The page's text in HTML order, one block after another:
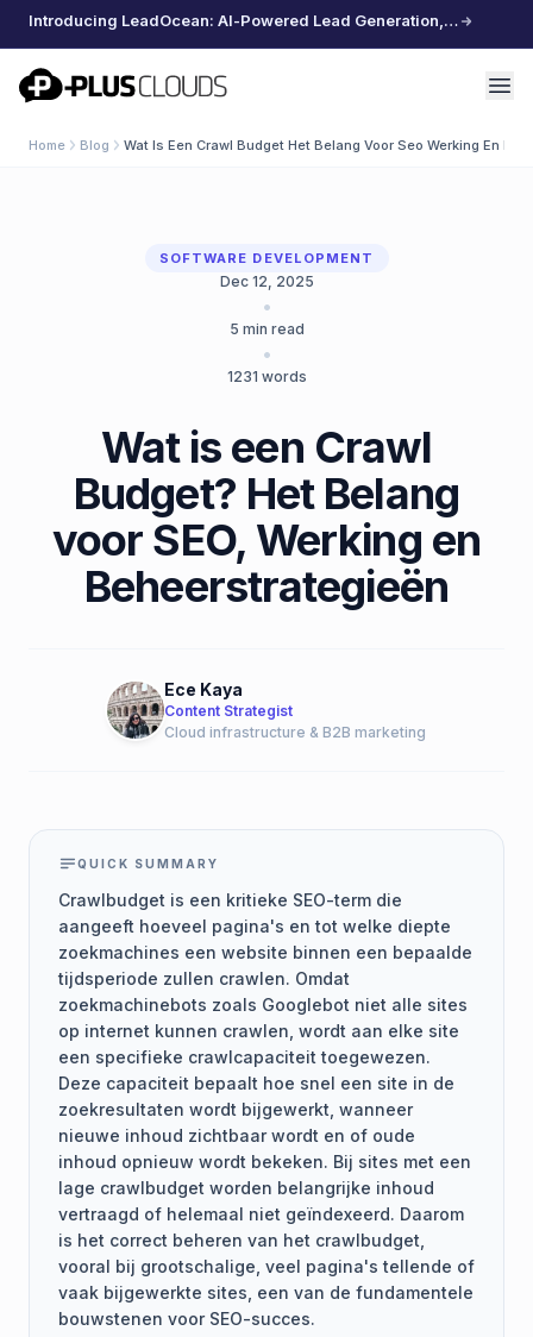
Introducing LeadOcean: AI-Powered Lead Generation, Curated Data, Effortless Scaling
PlusClouds
Home Blog Wat Is Een Crawl Budget Het Belang Voor Seo Werking En
SOFTWARE DEVELOPMENT
Dec 12, 2025
•
5 min read
•
1231 words
Wat is een Crawl
Budget? Het Belang
voor SEO, Werking en
Beheerstrategieën
Ece Kaya
Content Strategist
Cloud infrastructure & B2B marketing
QUICK SUMMARY
Crawlbudget is een kritieke SEO-term die
aangeeft hoeveel pagina's en tot welke diepte
zoekmachines een website binnen een bepaalde
tijdsperiode zullen crawlen. Omdat
zoekmachinebots zoals Googlebot niet alle sites
op internet kunnen crawlen, wordt aan elke site
een specifieke crawlcapaciteit toegewezen.
Deze capaciteit bepaalt hoe snel een site in de
zoekresultaten wordt bijgewerkt, wanneer
nieuwe inhoud zichtbaar wordt en of oude
inhoud opnieuw wordt bekeken. Bij sites met een
lage crawlbudget worden belangrijke inhoud
vertraagd of helemaal niet geïndexeerd. Daarom
is het correct beheren van het crawlbudget,
vooral bij grootschalige, veel pagina's tellende of
vaak bijgewerkte sites, een van de fundamentele
bouwstenen voor SEO-succes.